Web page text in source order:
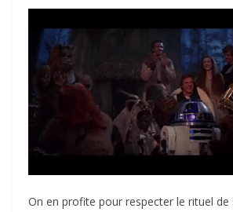
On en profite pour respecter le rituel de